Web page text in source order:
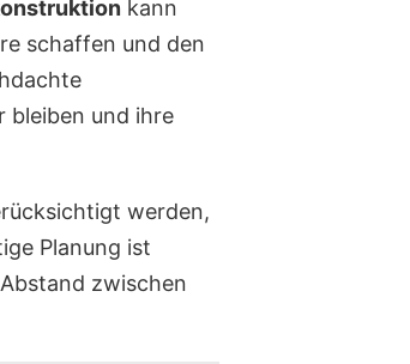
kann
schaffen und den
bleiben und ihre
werden,
Planung ist
zwischen